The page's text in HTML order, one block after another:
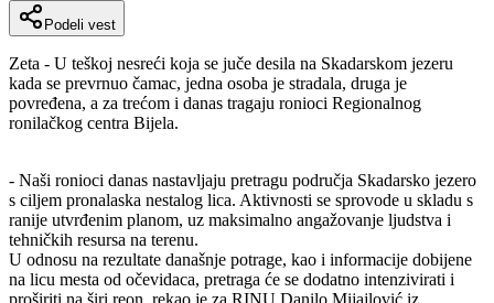
Podeli vest
Zeta - U teškoj nesreći koja se juče desila na Skadarskom jezeru
kada se prevrnuo čamac, jedna osoba je stradala, druga je
povređena, a za trećom i danas tragaju ronioci Regionalnog
ronilačkog centra Bijela.
- Naši ronioci danas nastavljaju pretragu područja Skadarsko jezero
s ciljem pronalaska nestalog lica. Aktivnosti se sprovode u skladu s
ranije utvrđenim planom, uz maksimalno angažovanje ljudstva i
tehničkih resursa na terenu.
U odnosu na rezultate današnje potrage, kao i informacije dobijene
na licu mesta od očevidaca, pretraga će se dodatno intenzivirati i
proširiti na širi reon, rekao je za RINU Danilo Mijajlović iz